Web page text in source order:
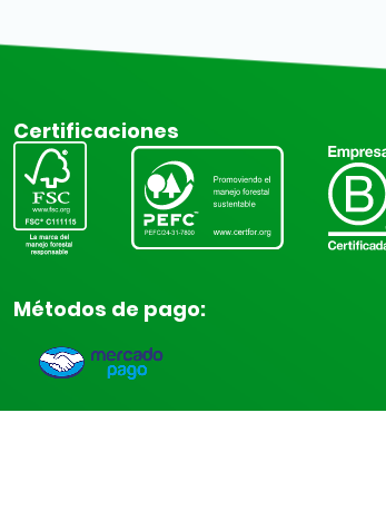
Certificaciones
Métodos de pago: